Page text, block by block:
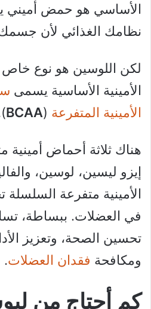
الأساسي هو حمض أميني
نظامك الغذائي لأن
لكن اللوسين هو نوع
الأمينية الأساسية يسمى
الأمينية المتفرعة (
BCAA
هناك ثلاثة أحماض أمينية
إيزو ليسين، لوسين،
الأمينية متفرعة السلسلة
في العضلات. ببساطة،
تحسين الصحة، وتعزيز
ومكافحة فقدان العضلات.
كم أحتاج من